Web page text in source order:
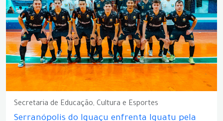
Secretaria de Educação, Cultura e Esportes
Serranópolis do Iguaçu enfrenta Iguatu pela